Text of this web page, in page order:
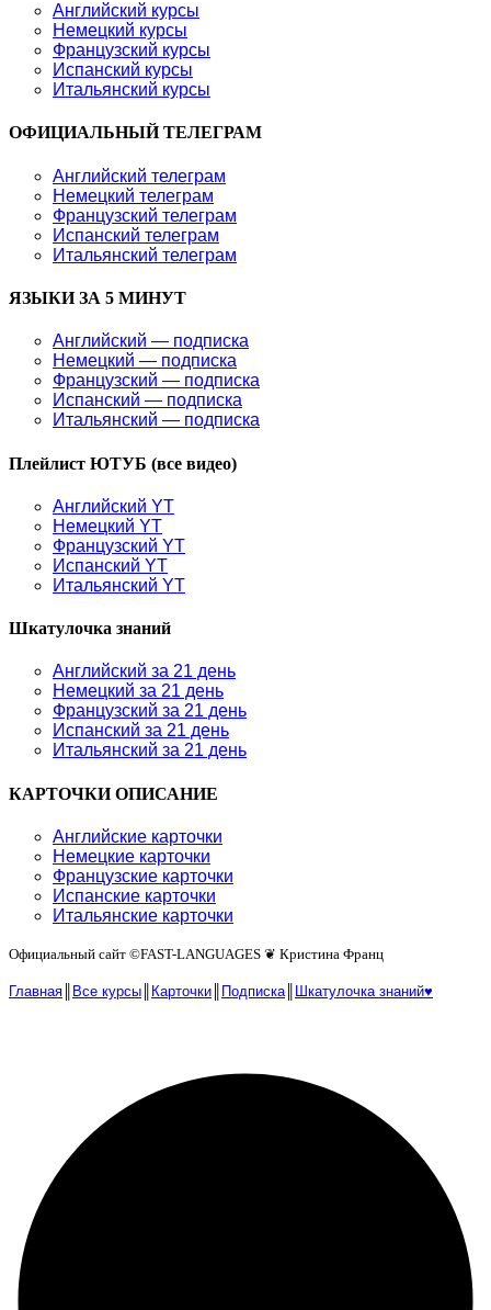
Английский курсы
Немецкий курсы
Французский курсы
Испанский курсы
Итальянский курсы
ОФИЦИАЛЬНЫЙ ТЕЛЕГРАМ
Английский телеграм
Немецкий телеграм
Французский телеграм
Испанский телеграм
Итальянский телеграм
ЯЗЫКИ ЗА 5 МИНУТ
Английский — подписка
Немецкий — подписка
Французский — подписка
Испанский — подписка
Итальянский — подписка
Плейлист ЮТУБ (все видео)
Английский YT
Немецкий YT
Французский YT
Испанский YT
Итальянский YT
Шкатулочка знаний
Английский за 21 день
Немецкий за 21 день
Французский за 21 день
Испанский за 21 день
Итальянский за 21 день
КАРТОЧКИ ОПИСАНИЕ
Английские карточки
Немецкие карточки
Французские карточки
Испанские карточки
Итальянские карточки
Официальный сайт ©️FAST-LANGUAGES ❦ Кристина Франц
Главная Все курсы Карточки Подписка Шкатулочка знаний♥︎